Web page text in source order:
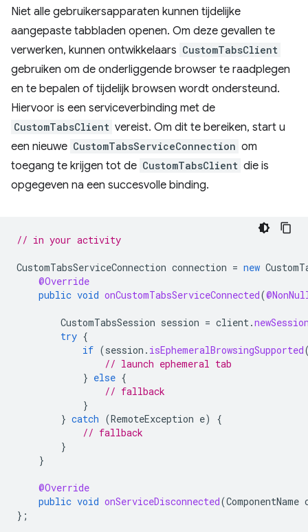
Niet alle gebruikersapparaten kunnen tijdelijke
aangepaste tabbladen openen. Om deze gevallen te
verwerken, kunnen ontwikkelaars CustomTabsClient
gebruiken om de onderliggende browser te raadplegen
en te bepalen of tijdelijk browsen wordt ondersteund.
Hiervoor is een serviceverbinding met de
CustomTabsClient vereist. Om dit te bereiken, start u
een nieuwe CustomTabsServiceConnection om
toegang te krijgen tot de CustomTabsClient die is
opgegeven na een succesvolle binding.
// in your activity
CustomTabsServiceConnection connection = new
@Override
public void onCustomTabsServiceConnected(
CustomTabsSession session = client.
try {
if (session . isEphemeralBrowsingSupported
// launch ephemeral tab
} else {
// fallback
}
} catch (RemoteException e)
{
// fallback
}
}
@Override
public void onServiceDisconnected(ComponentName
};